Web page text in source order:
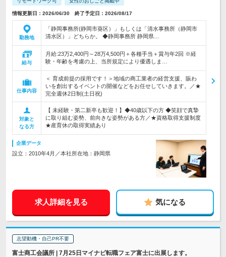
情報更新日：2026/06/30 終了予定日：2026/08/17
勤務地
「静岡事務所(静岡市葵区）」もしくは「清水事務所（静岡市
清水区）」どちらか。 ◆静岡事務所 静岡県…
給与
月給:23万2,400円～28万4,500円＋各種手当＋賞与年2回 ※経
験・年齢を考慮の上、当所規定により優遇しま…
仕事内容
＜ 育成前提の採用です！＞地域の商工業者の経営支援、賑わ
いを創出するイベントの開催などをお任せしていきます。／★
完全週休2日制(土日祝)
対象と
なる方
【 未経験・第二新卒も歓迎！】◆40歳以下の方 ◆笑顔で真摯
に取り組む姿勢、前向きな姿勢がある方／★資格取得支援制度
★産育休の取得実績あり
企業データ
設立：2010年4月／本社所在地：静岡県
求人詳細を見る 気になる
志望動機・自己PR不要
富士商工会議所 | 7月25日マイナビ転職フェア富士に出展します。